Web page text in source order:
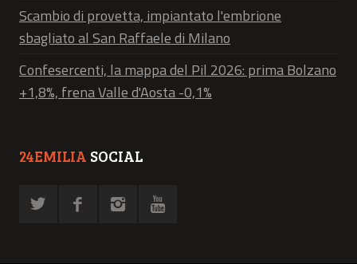
Scambio di provetta, impiantato l'embrione
sbagliato al San Raffaele di Milano
Confesercenti, la mappa del Pil 2026: prima Bolzano
+1,8%, frena Valle d'Aosta -0,1%
24EMILIA SOCIAL